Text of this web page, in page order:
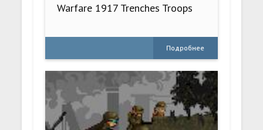
Warfare 1917 Trenches Troops
Подробнее